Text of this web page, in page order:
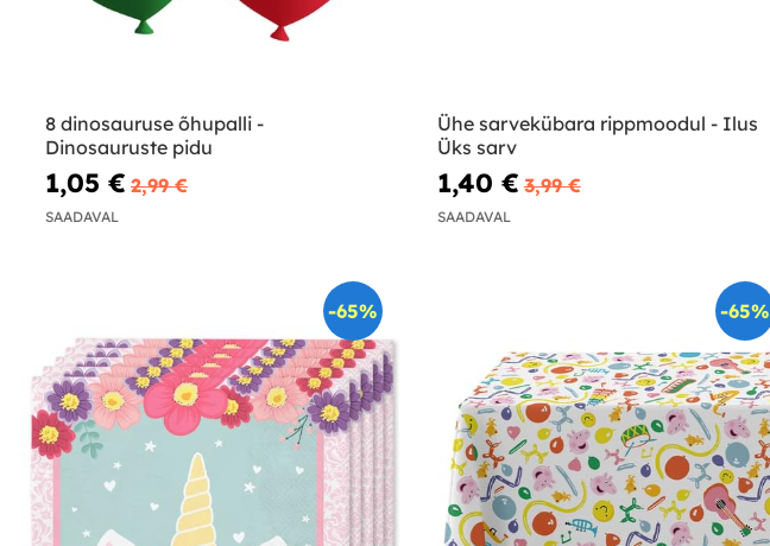
8 dinosauruse õhupalli -
Dinosauruste pidu
1,05 € 2,99 €
SAADAVAL
Ühe sarvekübara rippmoodul - Ilus
Üks sarv
1,40 € 3,99 €
SAADAVAL
-65% -65%